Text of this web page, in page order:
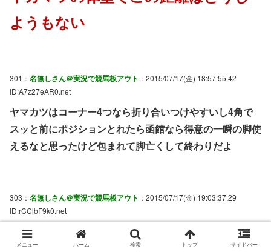
ようもない
301： 名無しさん＠実況で競馬板アウト ：2015/07/17(金) 18:57:55.42
ID:A7z27eAR0.net
ヤマカツはコーナー4つなら折り合いつけやすいし4角で
スッと前にポジションとれたら函館なら得意の一瞬の脚使
えるなと思ったけど包まれて脚亡くして終わりだよ
303： 名無しさん＠実況で競馬板アウト ：2015/07/17(金) 19:03:37.29
ID:rCClbF9k0.net
この弱メンで一枠一番しかも53kg
馬券に絡めないようならヤマカツエースは1600M未満の
メニュー ホーム 検索 トップ サイドバー